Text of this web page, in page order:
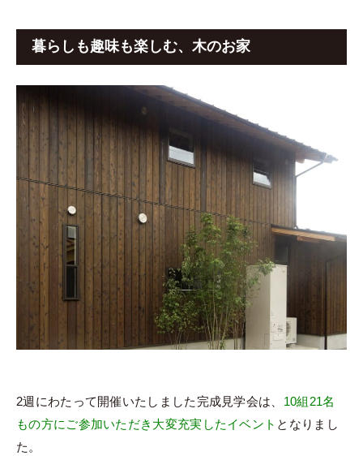
暮らしも趣味も楽しむ、木のお家
2週にわたって開催いたしました完成見学会は、 10組21名
もの方にご参加いただき大変充実したイベント となりまし
た。